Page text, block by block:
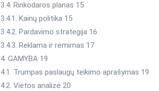
3.4. Rinkodaros planas 15
3.4.1. Kainų politika 15
3.4.2. Pardavimo strategija 16
3.4.3. Reklama ir rėmimas 17
4. GAMYBA 19
4.1. Trumpas paslaugų teikimo aprašymas 19
4.2. Vietos analizė 20